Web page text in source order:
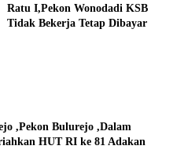
Ratu I,Pekon Wonodadi KSB
Tidak Bekerja Tetap Dibayar
,Pekon Bulurejo ,Dalam
HUT RI ke 81 Adakan